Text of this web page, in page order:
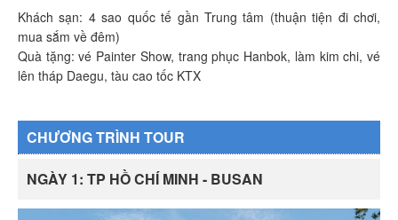
Khách sạn: 4 sao quốc tế gần Trung tâm (thuận tiện đi chơi,
mua sắm về đêm)
Quà tặng: vé Painter Show, trang phục Hanbok, làm kim chi, vé
lên tháp Daegu, tàu cao tốc KTX
CHƯƠNG TRÌNH TOUR
NGÀY 1: TP HỒ CHÍ MINH - BUSAN